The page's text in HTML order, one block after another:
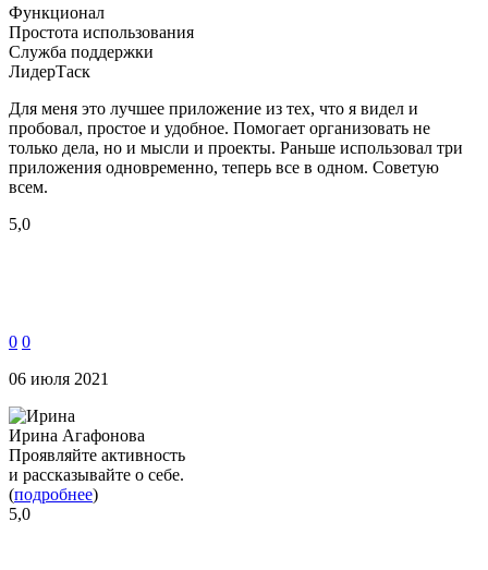
Функционал
Простота использования
Служба поддержки
ЛидерТаск
Для меня это лучшее приложение из тех, что я видел и
пробовал, простое и удобное. Помогает организовать не
только дела, но и мысли и проекты. Раньше использовал три
приложения одновременно, теперь все в одном. Советую
всем.
5,0
0 0
06 июля 2021
Ирина Агафонова
Проявляйте активность
и рассказывайте о себе.
(подробнее)
5,0